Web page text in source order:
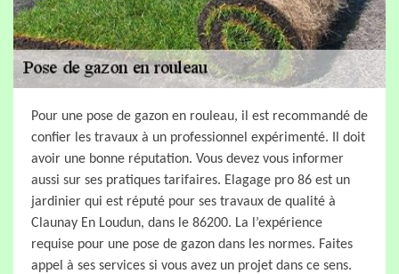
Pour une pose de gazon en rouleau, il est recommandé de
confier les travaux à un professionnel expérimenté. Il doit
avoir une bonne réputation. Vous devez vous informer
aussi sur ses pratiques tarifaires. Elagage pro 86 est un
jardinier qui est réputé pour ses travaux de qualité à
Claunay En Loudun, dans le 86200. La l’expérience
requise pour une pose de gazon dans les normes. Faites
appel à ses services si vous avez un projet dans ce sens.